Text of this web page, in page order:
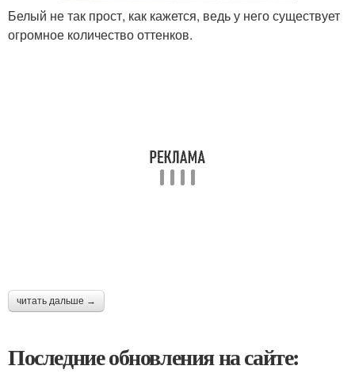
Белый не так прост, как кажется, ведь у него существует
огромное количество оттенков.
читать дальше →
Последние обновления на сайте: